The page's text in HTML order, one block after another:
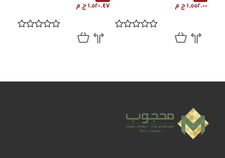
١,٥٥٢.٠٠ ج م ١,٥٢٠.٤٧ ج م